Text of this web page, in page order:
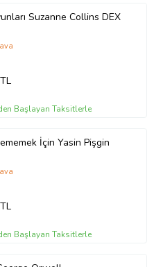
Suzanne Collins DEX
Başlayan Taksitlerle
İçin Yasin Pişgin
Başlayan Taksitlerle